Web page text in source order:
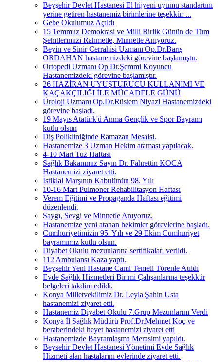
Beyşehir Devlet Hastanesi El hijyeni uyumu standartını
yerine getiren hastanemiz birimlerine teşekkür ...
Gebe Okulumuz Açıldı
15 Temmuz Demokrasi ve Milli Birlik Günün de Tüm
Şehitlerimizi Rahmetle, Minnetle Anıyoruz.
Beyin ve Sinir Cerrahisi Uzmanı Op.Dr.Barış
ORDAHAN hastanemizdeki görevine başlamıştır.
Ortopedi Uzmanı Op.Dr.Şemmi Koyuncu
Hastanemizdeki görevine başlamıştır.
26 HAZİRAN UYUŞTURUCU KULLANIMI VE
KAÇAKÇILIĞI İLE MÜCADELE GÜNÜ
Üroloji Uzmanı Op.Dr.Rüstem Niyazi Hastanemizdeki
görevine başladı.
19 Mayıs Atatürk'ü Anma Gençlik ve Spor Bayramı
kutlu olsun
Diş Polikliniğinde Ramazan Mesaisi.
Hastanemize 3 Uzman Hekim ataması yapılacak.
4-10 Mart Tuz Haftası
Sağlık Bakanımız Sayın Dr. Fahrettin KOCA
Hastanemizi ziyaret etti.
İstiklal Marşının Kabulünün 98. Yılı
10-16 Mart Pulmoner Rehabilitasyon Haftası
Verem Eğitimi ve Propaganda Haftası eğitimi
düzenlendi.
Saygı, Sevgi ve Minnetle Anıyoruz.
Hastanemize yeni atanan hekimler görevlerine başladı.
Cumhuriyetimizin 95. Yılı ve 29 Ekim Cumhuriyet
bayramımız kutlu olsun.
Diyabet Okulu mezunlarına sertifikaları verildi.
112 Ambulansı Kaza yaptı.
Beyşehir Yeni Hastane Cami Temeli Törenle Atıldı
Evde Sağlık Hizmetleri Birimi Çalışanlarına teşekkür
belgeleri takdim edildi.
Konya Milletvekilimiz Dr. Leyla Şahin Usta
hastanemizi ziyaret etti.
Hastanemiz Diyabet Okulu 7.Grup Mezunlarını Verdi
Konya İl Sağlık Müdürü Prof.Dr.Mehmet Koç ve
beraberindeki heyet hastanemizi ziyaret etti
Hastanemizde Bayramlaşma Merasimi yapıldı.
Beysehir Devlet Hastanesi Yönetimi Evde Sağlık
Hizmeti alan hastalarını evlerinde ziyaret etti.